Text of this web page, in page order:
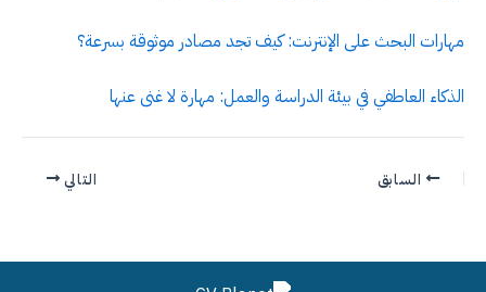
مهارات البحث على الإنترنت: كيف تجد مصادر موثوقة بسرعة؟
الذكاء العاطفي في بيئة الدراسة والعمل: مهارة لا غنى عنها
السابق التالي